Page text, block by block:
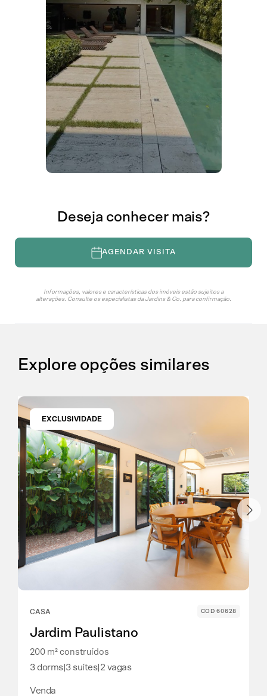
Deseja conhecer mais?
AGENDAR VISITA
Informações, valores e características dos imóveis estão sujeitos a
alterações. Consulte os especialistas da Jardins & Co. para confirmação.
24 25 26 29
30 31 1 2 3 4 5
CONTINUAR
Explore opções similares
EXCLUSIVIDADE
COD 60628
CASA
Jardim Paulistano
200 m² construídos
3 dorms| 3 suítes| 2 vagas
Venda